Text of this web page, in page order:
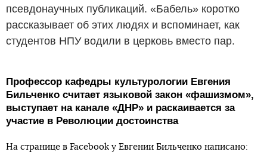
псевдонаучных публикаций. «Бабель» коротко
рассказывает об этих людях и вспоминает, как
студентов НПУ водили в церковь вместо пар.
Профессор кафедры культурологии Евгения
Бильченко считает языковой закон «фашизмом»,
выступает на канале «ДНР» и раскаивается за
участие в Революции достоинства
На странице в Facebook у Евгении Бильченко написано: